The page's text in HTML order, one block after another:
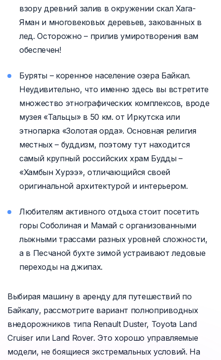
взору древний залив в окружении скал Хага-
Яман и многовековых деревьев, закованных в
лед. Осторожно – прилив умиротворения вам
обеспечен!
Буряты – коренное население озера Байкал.
Неудивительно, что именно здесь вы встретите
множество этнографических комплексов, вроде
музея «Тальцы» в 50 км. от Иркутска или
этнопарка «Золотая орда». Основная религия
местных – буддизм, поэтому тут находится
самый крупный российских храм Будды –
«Хамбын Хурээ», отличающийся своей
оригинальной архитектурой и интерьером.
Любителям активного отдыха стоит посетить
горы Соболиная и Мамай с организованными
лыжными трассами разных уровней сложности,
а в Песчаной бухте зимой устраивают ледовые
переходы на джипах.
Выбирая машину в аренду для путешествий по
Байкалу, рассмотрите вариант полноприводных
внедорожников типа Renault Duster, Toyota Land
Cruiser или Land Rover. Это хорошо управляемые
модели, не боящиеся экстремальных условий. На